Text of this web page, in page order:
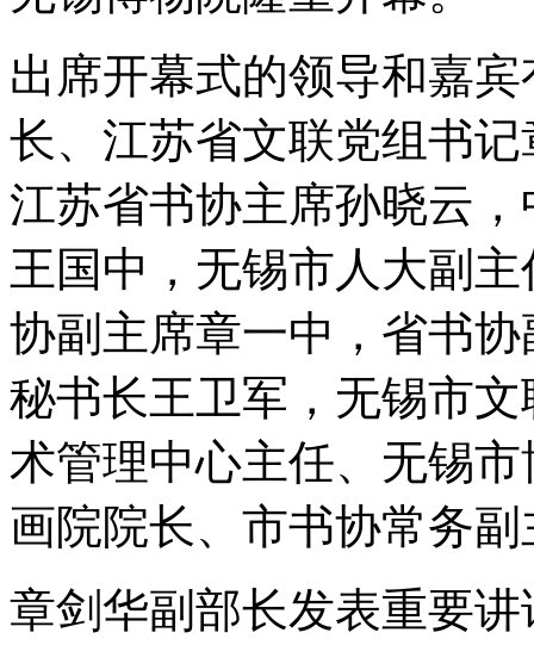
出席开幕式的领导和嘉
长、江苏省文联党组书
江苏省书协主席孙晓云
王国中，无锡市人大副
协副主席章一中，省书
秘书长王卫军，无锡市
术管理中心主任、无锡
画院院长、市书协常务
章剑华副部长发表重要